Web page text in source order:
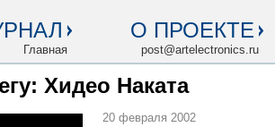
Главная
О ПРОЕКТЕ
post@artelectronics.ru
Хидео Наката
20 февраля 2002